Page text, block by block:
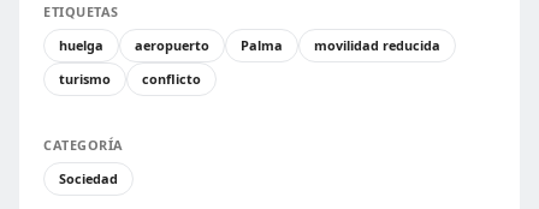
ETIQUETAS
huelga
aeropuerto Palma
movilidad reducida
turismo
conflicto
CATEGORÍA
Sociedad